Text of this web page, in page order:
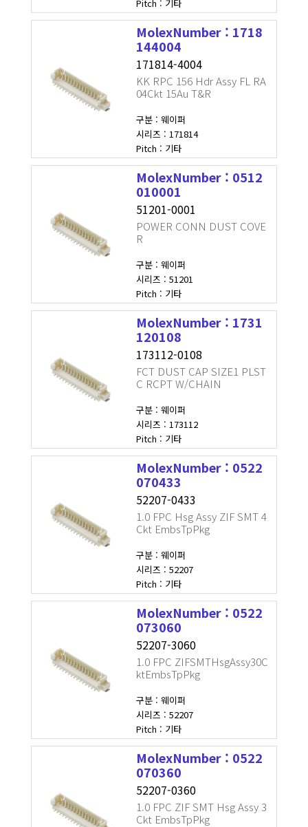
Pitch : 기타
MolexNumber : 1718
144004
171814-4004
KK RPC 156 Hdr Assy FL RA
04Ckt 15Au T&R
구분 : 웨이퍼
시리즈 : 171814
Pitch : 기타
MolexNumber : 0512
010001
51201-0001
POWER CONN DUST COVE
R
구분 : 웨이퍼
시리즈 : 51201
Pitch : 기타
MolexNumber : 1731
120108
173112-0108
FCT DUST CAP SIZE1 PLST
C RCPT W/CHAIN
구분 : 웨이퍼
시리즈 : 173112
Pitch : 기타
MolexNumber : 0522
070433
52207-0433
1.0 FPC Hsg Assy ZIF SMT 4
Ckt EmbsTpPkg
구분 : 웨이퍼
시리즈 : 52207
Pitch : 기타
MolexNumber : 0522
073060
52207-3060
1.0 FPC ZIFSMTHsgAssy30C
ktEmbsTpPkg
구분 : 웨이퍼
시리즈 : 52207
Pitch : 기타
MolexNumber : 0522
070360
52207-0360
1.0 FPC ZIF SMT Hsg Assy 3
Ckt EmbsTpPkg